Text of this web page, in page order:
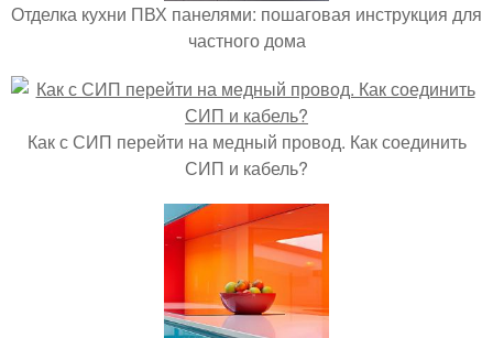
Отделка кухни ПВХ панелями: пошаговая инструкция для
частного дома
Как с СИП перейти на медный провод. Как соединить
СИП и кабель?